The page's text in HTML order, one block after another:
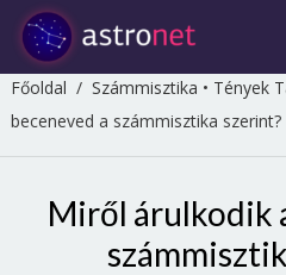
Főoldal / Számmisztika • Tények
beceneved a számmisztika szerint?
Miről árulkodik